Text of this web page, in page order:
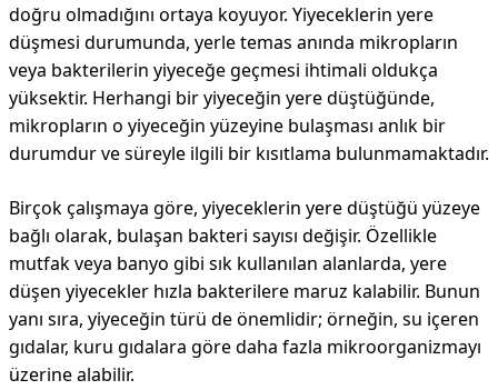
doğru olmadığını ortaya koyuyor. Yiyeceklerin yere
düşmesi durumunda, yerle temas anında mikropların
veya bakterilerin yiyeceğe geçmesi ihtimali oldukça
yüksektir. Herhangi bir yiyeceğin yere düştüğünde,
mikropların o yiyeceğin yüzeyine bulaşması anlık bir
durumdur ve süreyle ilgili bir kısıtlama bulunmamaktadır.
Birçok çalışmaya göre, yiyeceklerin yere düştüğü yüzeye
bağlı olarak, bulaşan bakteri sayısı değişir. Özellikle
mutfak veya banyo gibi sık kullanılan alanlarda, yere
düşen yiyecekler hızla bakterilere maruz kalabilir. Bunun
yanı sıra, yiyeceğin türü de önemlidir; örneğin, su içeren
gıdalar, kuru gıdalara göre daha fazla mikroorganizmayı
üzerine alabilir.